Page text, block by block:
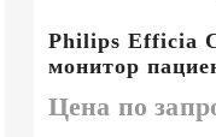
Philips Efficia
монитор
Цена по